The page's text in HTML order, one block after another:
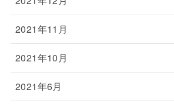
2021年11月
2021年10月
2021年6月